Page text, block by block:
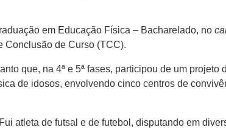
em Educação Física – Bacharelado, no
Conclusão de Curso (TCC).
que, na 4ª e 5ª fases, participou de um
de idosos, envolvendo cinco centros de
atleta de futsal e de futebol, disputando em